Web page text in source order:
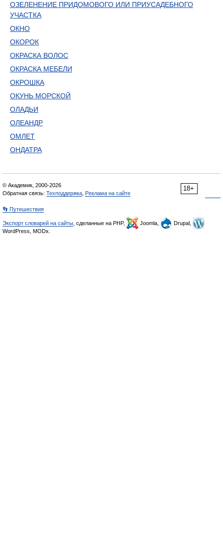
ОЗЕЛЕНЕНИЕ ПРИДОМОВОГО ИЛИ ПРИУСАДЕБНОГО
УЧАСТКА
ОКНО
ОКОРОК
ОКРАСКА ВОЛОС
ОКРАСКА МЕБЕЛИ
ОКРОШКА
ОКУНЬ МОРСКОЙ
ОЛАДЬИ
ОЛЕАНДР
ОМЛЕТ
ОНДАТРА
18+
© Академик, 2000-2026
Обратная связь: Техподдержка Реклама на сайте
👣 Путешествия
Экспорт словарей на сайты , сделанные на PHP, Joomla,
Drupal,
WordPress, MODx.